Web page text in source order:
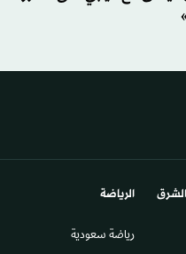
الرياضة
رياضة سعودية